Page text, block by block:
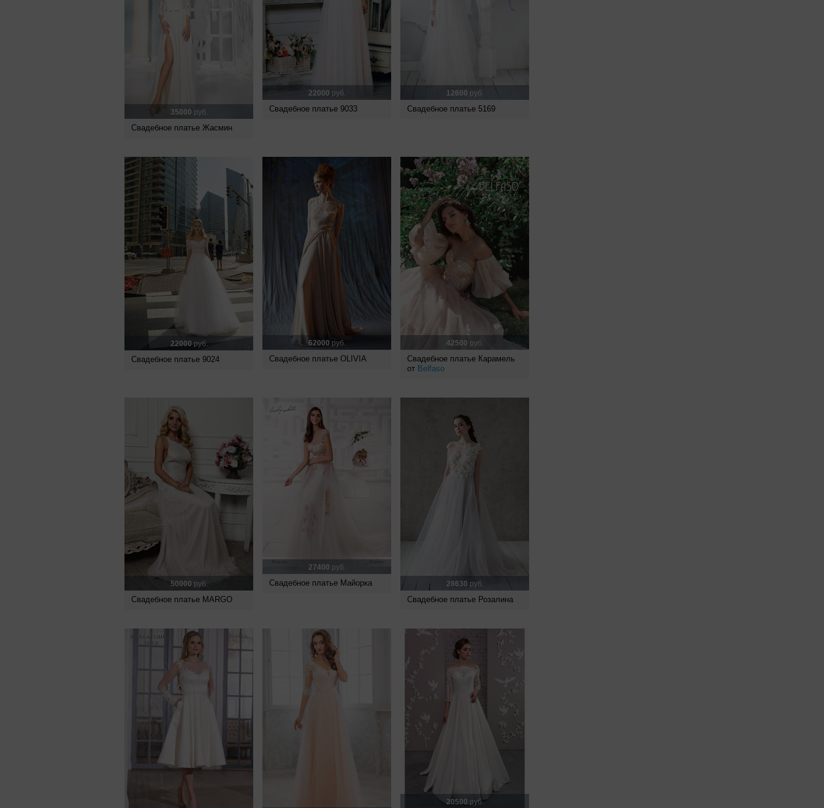
35000 руб.
Свадебное платье Жасмин
22000 руб.
Свадебное платье 9033
12600 руб.
Свадебное платье 5169
22000руб.
Свадебное платье 9024
62000 руб.
Свадебное платье OLIVIA
42500 руб.
Свадебное платье Карамель
от Belfaso
50000 руб.
Свадебное платье MARGO
27400 руб.
Свадебное платье Майорка 28630 руб.
Свадебное платье Розалина
20500 руб.